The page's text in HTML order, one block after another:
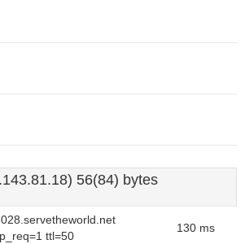
56(84) bytes
ttl=50
130 ms